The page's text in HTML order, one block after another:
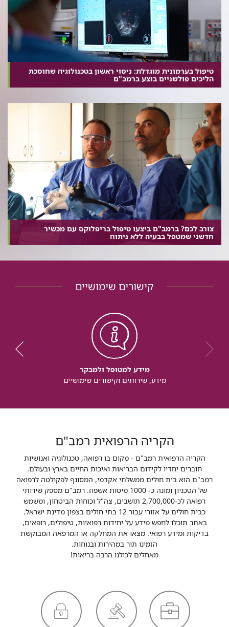
טיפול בערמונית מוגדלת: ניסוי ראשון בטכנולוגיה שחוסכת
הליכים פולשניים בוצע ברמב"ם
צורב לכם? ברמב"ם ביצעו טיפול בריפלוקס עם מכשיר
חדשני שמטפל בבעיה ללא ניתוח
קישורים שימושיים
מידע למטופל ולמבקר
מידע, שירותים וקישורים שימושיים
הקריה הרפואית רמב"ם
הקריה הרפואית רמב"ם - מקום בו רפואה, טכנולוגיה ואנושיות
חוברים יחדיו לקידום הבריאות ואיכות החיים בארץ ובעולם.
רמב"ם הוא בית חולים ממשלתי אקדמי, המסונף לפקולטה לרפואה
של הטכניון ומונה כ- 1000 מיטות אשפוז. רמב"ם מספק שירותי
רפואה לכ-2,700,000 תושבים, צה"ל וכוחות הביטחון, ומשמש
כבית חולים על אזורי עבור 12 בתי חולים בצפון מדינת ישראל.
באתר תוכלו לחפש מידע על יחידות רפואיות, טיפולים, רופאים,
בדיקות ומידע רפואי. מצאו את המחלקה או המרפאה המבוקשת
הזמינו תור במהירות ובנוחות.
מאחלים לכולנו הרבה בריאות!